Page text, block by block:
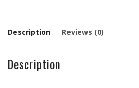
Description Reviews (0)
Description